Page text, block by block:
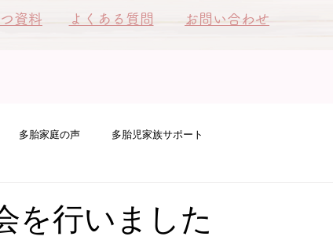
資料 よくある質問 お問い合わせ
多胎家庭の声 多胎児家族サポート
行いました